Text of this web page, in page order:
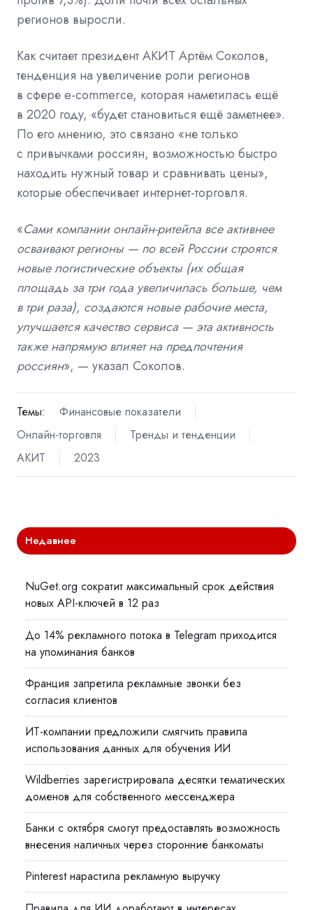
регионов выросли.
Как считает президент АКИТ Артём Соколов,
тенденция на увеличение роли регионов
в сфере e-commerce, которая наметилась ещё
в 2020 году, «будет становиться ещё заметнее».
По его мнению, это связано «не только
с привычками россиян, возможностью быстро
находить нужный товар и сравнивать цены»,
которые обеспечивает интернет-торговля.
«Сами компании онлайн-ритейла все активнее
осваивают регионы — по всей России строятся
новые логистические объекты (их общая
площадь за три года увеличилась больше, чем
в три раза), создаются новые рабочие места,
улучшается качество сервиса — эта активность
также напрямую влияет на предпочтения
россиян», — указал Соколов.
Темы:
Финансовые показатели
Онлайн-торговля
Тренды и тенденции
АКИТ
2023
Недавнее
NuGet.org сократит максимальный срок действия
новых API-ключей в 12 раз
До 14% рекламного потока в Telegram приходится
на упоминания банков
Франция запретила рекламные звонки без
согласия клиентов
ИТ-компании предложили смягчить правила
использования данных для обучения ИИ
Wildberries зарегистрировала десятки тематических
доменов для собственного мессенджера
Банки с октября смогут предоставлять возможность
внесения наличных через сторонние банкоматы
Pinterest нарастила рекламную выручку